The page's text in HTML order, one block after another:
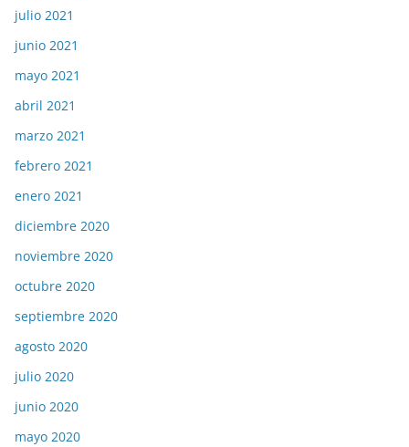
julio 2021
junio 2021
mayo 2021
abril 2021
marzo 2021
febrero 2021
enero 2021
diciembre 2020
noviembre 2020
octubre 2020
septiembre 2020
agosto 2020
julio 2020
junio 2020
mayo 2020